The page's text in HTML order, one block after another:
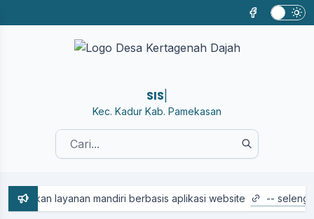
SISTEM IN
Kec. Kadur Kab. Pamekasan
layanan mandiri berbasis aplikasi website -- selengkapnya...